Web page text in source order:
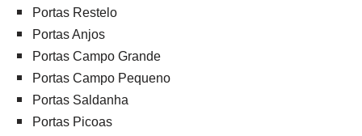
Portas Restelo
Portas Anjos
Portas Campo Grande
Portas Campo Pequeno
Portas Saldanha
Portas Picoas